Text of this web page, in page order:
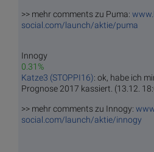
>> mehr comments zu Puma:
social.com/launch/aktie/puma
Innogy
0.31%
Katze3 (STOPPI16): ok, habe ich
Prognose 2017 kassiert. (13.12.
>> mehr comments zu Innogy:
social.com/launch/aktie/innogy